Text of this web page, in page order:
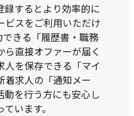
録するとより効率的に
ビスをご利用いただけ
できる「履歴書・職務
直接オファーが届く
人を保存できる「マイ
着求人の「通知メー
を行う方にも安心し
います。